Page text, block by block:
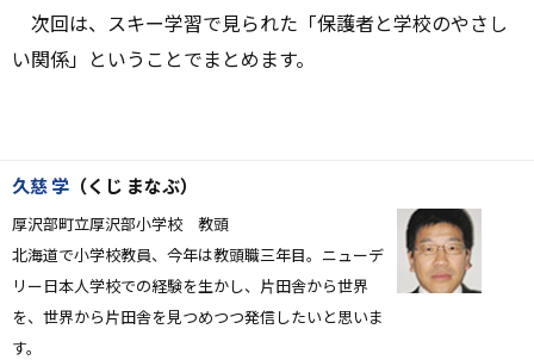
次回は、スキー学習で見られた「保護者と学校のやさし
い関係」ということでまとめます。
久慈 学 （くじ まなぶ）
厚沢部町立厚沢部小学校 教頭
北海道で小学校教員、今年は教頭職三年目。ニューデ
リー日本人学校での経験を生かし、片田舎から世界
を、世界から片田舎を見つめつつ発信したいと思いま
す。